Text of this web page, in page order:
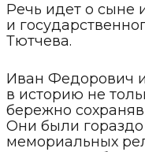
Речь идет о сыне
и
Тютчева.
Иван Федорович
в историю не
бережно
Они были
мемориальных